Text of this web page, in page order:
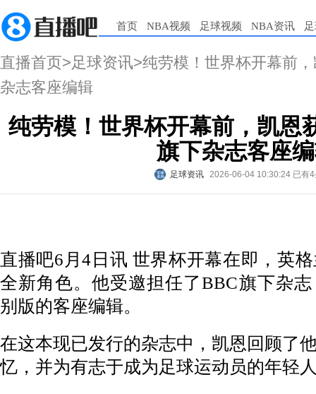
首页 NBA视频 足球视频 NBA资讯
直播首页>足球资讯>纯劳模！世界杯开幕前
杂志客座编辑
纯劳模！世界杯开幕前，凯恩
旗下杂志客座
足球资讯 2026-06-04 10:30:24 已有
直播吧6月4日讯 世界杯开幕在即，英
全新角色。他受邀担任了BBC旗下杂志
别版的客座编辑。
在这本现已发行的杂志中，凯恩回顾了
忆，并为有志于成为足球运动员的年轻